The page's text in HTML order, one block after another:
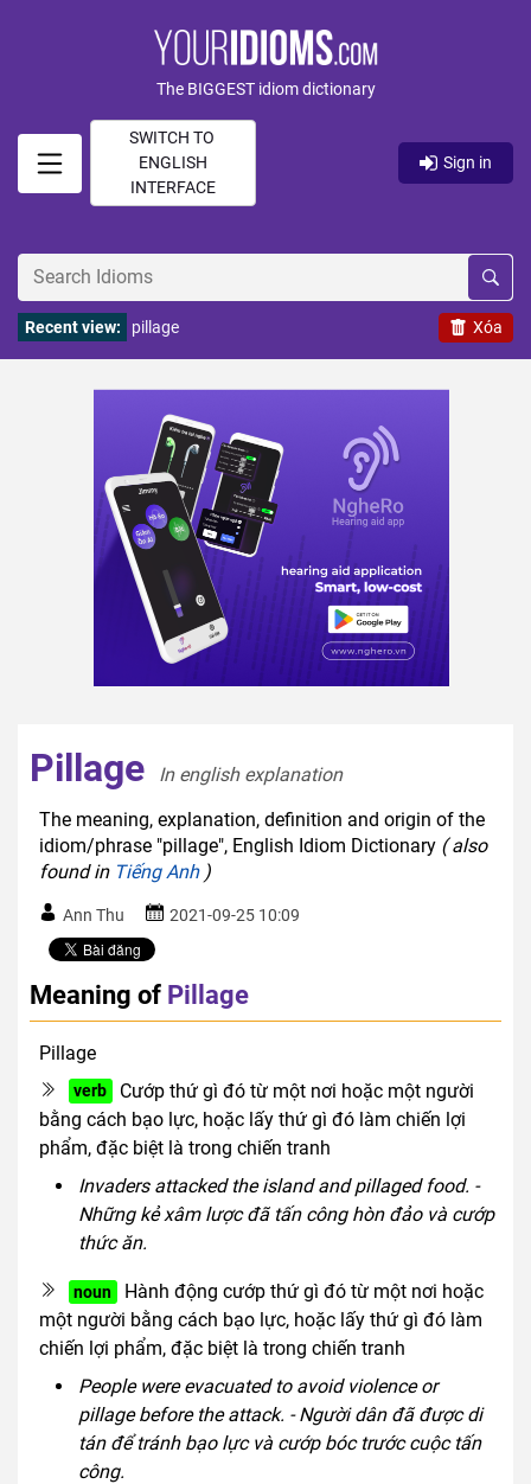
The BIGGEST idiom dictionary
SWITCH TO
ENGLISH
INTERFACE
Sign in
Xóa
Recent view: pillage
Pillage
In english explanation
The meaning, explanation, definition and origin of the
idiom/phrase "pillage", English Idiom Dictionary ( also
found in Tiếng Anh)
Ann Thu 2021-09-25 10:09
Meaning of Pillage
Pillage
verb
Cướp thứ gì đó từ một nơi hoặc một người
bằng cách bạo lực, hoặc lấy thứ gì đó làm chiến lợi
phẩm, đặc biệt là trong chiến tranh
Invaders attacked the island and pillaged food. -
Những kẻ xâm lược đã tấn công hòn đảo và cướp
thức ăn.
noun
Hành động cướp thứ gì đó từ một nơi hoặc
một người bằng cách bạo lực, hoặc lấy thứ gì đó làm
chiến lợi phẩm, đặc biệt là trong chiến tranh
People were evacuated to avoid violence or
pillage before the attack. - Người dân đã được di
tán để tránh bạo lực và cướp bóc trước cuộc tấn
công.